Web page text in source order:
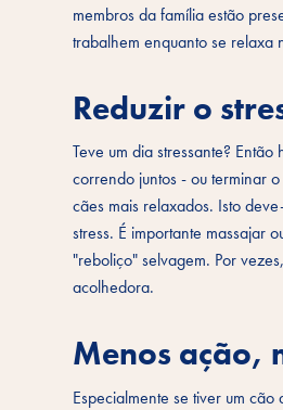
membros da família estão
trabalhem enquanto se relaxa
Reduzir o
Teve um dia stressante?
correndo juntos - ou terminar
cães mais relaxados. Isto
stress. É importante massajar
"reboliço" selvagem. Por
acolhedora.
Menos ação,
Especialmente se tiver um